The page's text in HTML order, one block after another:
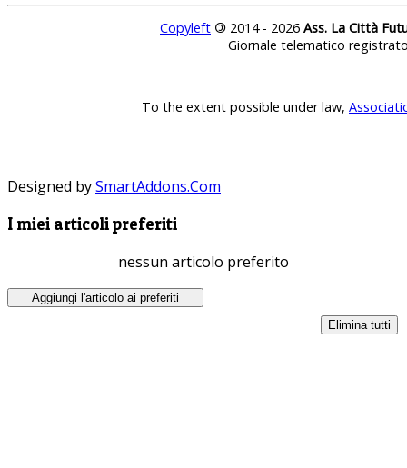
Copyleft © 2014 - 2026 Ass. La Città
Giornale telematico
To the extent possible under law,
Designed bySmartAddons.Com
I miei articoli preferiti
nessun articolo preferito